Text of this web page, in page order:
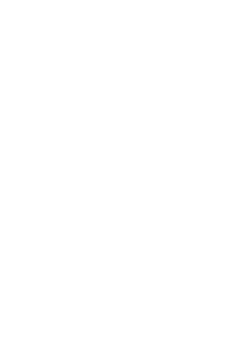
Los SendeViernes
que se vienen
, hasta el
sido incluida en el
Deportes de